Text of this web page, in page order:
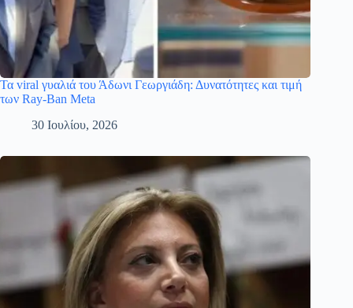
Τα viral γυαλιά του Άδωνι Γεωργιάδη: Δυνατότητες και τιμή
των Ray-Ban Meta
30 Ιουλίου, 2026